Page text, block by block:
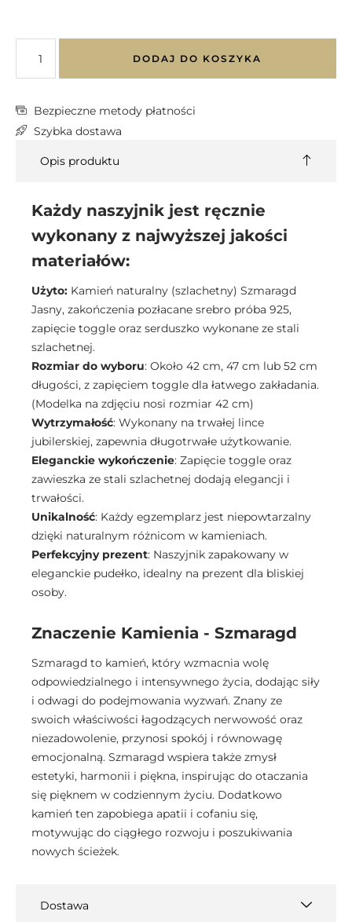
DODAJ DO KOSZYKA
Bezpieczne metody płatności
Szybka dostawa
Opis produktu
Każdy naszyjnik jest ręcznie
wykonany z najwyższej jakości
materiałów:
Użyto: Kamień naturalny (szlachetny) Szmaragd
Jasny, zakończenia pozłacane srebro próba 925,
zapięcie toggle oraz serduszko wykonane ze stali
szlachetnej.
Rozmiar do wyboru: Około 42 cm, 47 cm lub 52 cm
długości, z zapięciem toggle dla łatwego zakładania.
(Modelka na zdjęciu nosi rozmiar 42 cm)
Wytrzymałość: Wykonany na trwałej lince
jubilerskiej, zapewnia długotrwałe użytkowanie.
Eleganckie wykończenie: Zapięcie toggle oraz
zawieszka ze stali szlachetnej dodają elegancji i
trwałości.
Unikalność: Każdy egzemplarz jest niepowtarzalny
dzięki naturalnym różnicom w kamieniach.
Perfekcyjny prezent: Naszyjnik zapakowany w
eleganckie pudełko, idealny na prezent dla bliskiej
osoby.
Znaczenie Kamienia - Szmaragd
Szmaragd to kamień, który wzmacnia wolę
odpowiedzialnego i intensywnego życia, dodając siły
i odwagi do podejmowania wyzwań. Znany ze
swoich właściwości łagodzących nerwowość oraz
niezadowolenie, przynosi spokój i równowagę
emocjonalną. Szmaragd wspiera także zmysł
estetyki, harmonii i piękna, inspirując do otaczania
się pięknem w codziennym życiu. Dodatkowo
kamień ten zapobiega apatii i cofaniu się,
motywując do ciągłego rozwoju i poszukiwania
nowych ścieżek.
Dostawa